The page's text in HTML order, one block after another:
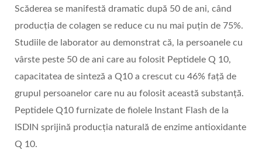
Scăderea se manifestă dramatic după 50 de ani, când
producția de colagen se reduce cu nu mai puțin de 75%.
Studiile de laborator au demonstrat că, la persoanele cu
vârste peste 50 de ani care au folosit Peptidele Q 10,
capacitatea de sinteză a Q10 a crescut cu 46% față de
grupul persoanelor care nu au folosit această substanță.
Peptidele Q10 furnizate de fiolele Instant Flash de la
ISDIN sprijină producția naturală de enzime antioxidante
Q 10.